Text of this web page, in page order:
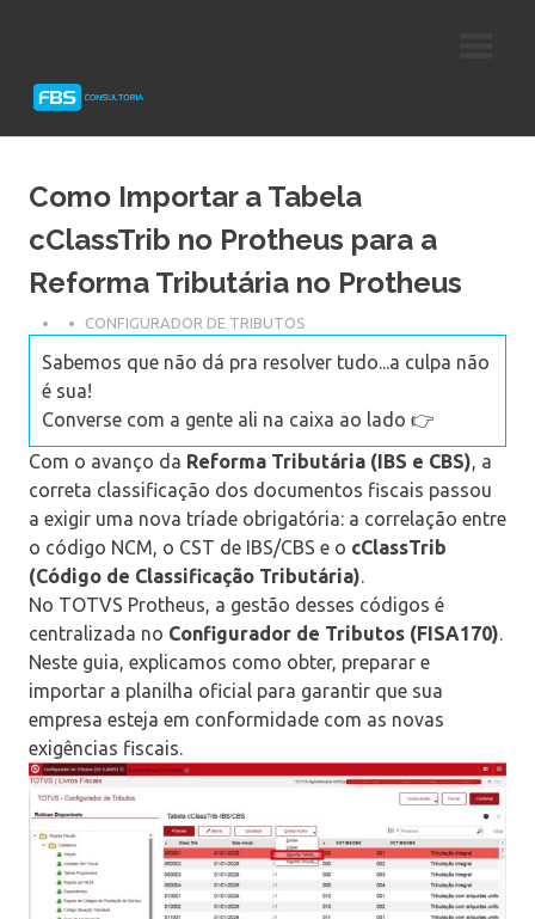
Protheus
Como Importar a Tabela
cClassTrib no Protheus para a
Reforma Tributária no Protheus
CONFIGURADOR DE TRIBUTOS
Sabemos que não dá pra resolver tudo...a culpa não
é sua!
Converse com a gente ali na caixa ao lado 👉
Com o avanço da Reforma Tributária (IBS e CBS), a
correta classificação dos documentos fiscais passou
a exigir uma nova tríade obrigatória: a correlação entre
o código NCM, o CST de IBS/CBS e o cClassTrib
(Código de Classificação Tributária).
No TOTVS Protheus, a gestão desses códigos é
centralizada no Configurador de Tributos (FISA170).
Neste guia, explicamos como obter, preparar e
importar a planilha oficial para garantir que sua
empresa esteja em conformidade com as novas
exigências fiscais.